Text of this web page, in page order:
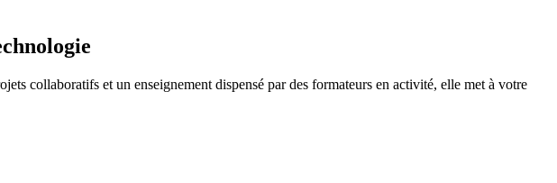
collaboratifs et un enseignement dispensé par des formateurs en activité, elle met à votre